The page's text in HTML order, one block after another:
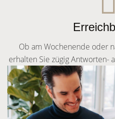
Ob am Wochenende oder
erhalten Sie zügig Antworten-